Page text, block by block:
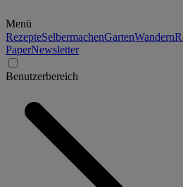
Menü
RezepteSelbermachenGartenWandern
PaperNewsletter
Benutzerbereich